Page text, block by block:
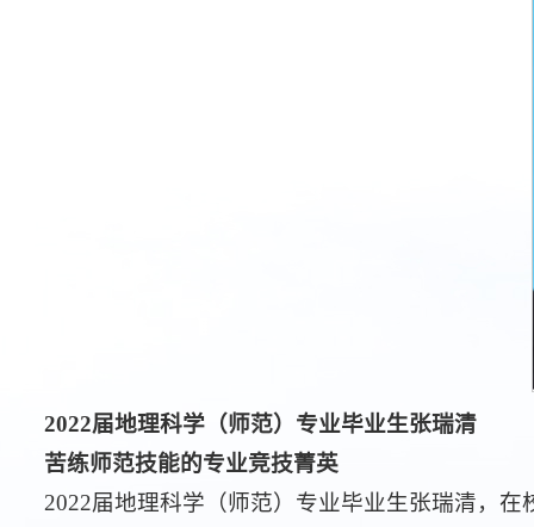
2022届地理科学（师范）专业毕业生张瑞清
苦练师范技能的专业竞技菁英
2022届地理科学（师范）专业毕业生张瑞清，